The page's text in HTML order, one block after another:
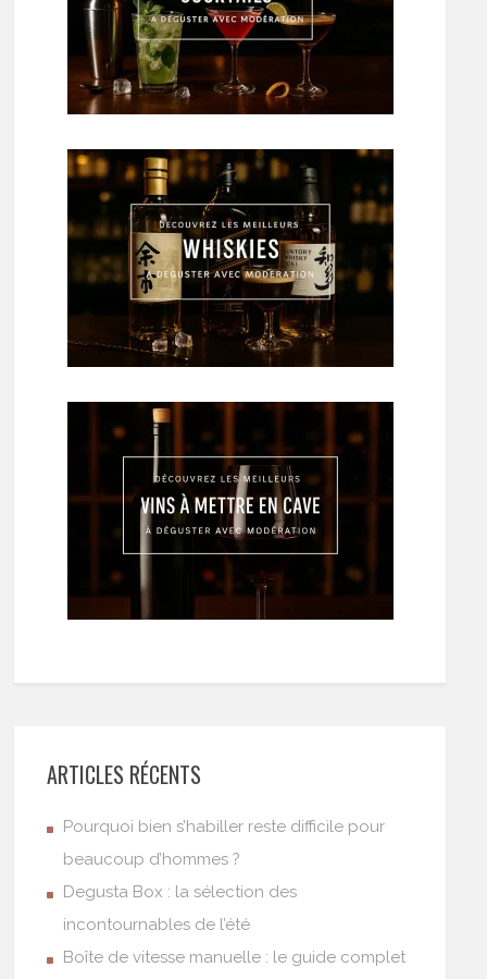
ARTICLES RÉCENTS
Pourquoi bien s’habiller reste difficile pour
beaucoup d’hommes ?
Degusta Box : la sélection des
incontournables de l’été
Boîte de vitesse manuelle : le guide complet